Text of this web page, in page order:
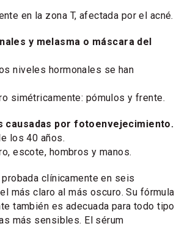
en la zona T, afectada por el acné.
y melasma o máscara del
niveles hormonales se han
simétricamente: pómulos y frente.
causadas por fotoenvejecimiento.
los 40 años.
escote, hombros y manos.
clínicamente en seis
más claro al más oscuro. Su fórmula
también es adecuada para todo tipo
más sensibles. El sérum